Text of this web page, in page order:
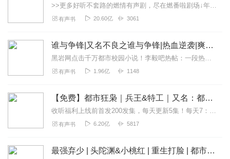
>>更多好听不套路的燃情有声剧，尽在燃番啦剧场↓年度重磅推荐本专辑为VIP免费专辑每天上午10点5集更新，订阅可以听到最新内容哦！每周抽一个专辑五星优质评论送...
有声书 20.60亿 3061
谁与争锋|又名不良之谁与争锋|热血逆袭|爽文爆笑|会员免费
黑岩网点击千万都市校园小说！李毅吧热帖：一段热血的青春故事，一个狂拽屌丝的逆袭传奇。热血都市主播探月倾情演绎【内容简介】两年前，她是丑逼，我是男神；...
有声书 1.96亿 1148
【免费】都市狂枭｜兵王&特工｜又名：都市之最强狂兵版
收听福利上线前首发200发集，每天更新5集！每天7：30更新，多多点赞订阅评论。不定时爆更！内容简介陈六合，国之重器，猛虎出笼!亦正亦邪的他注定有着无法平淡的命...
有声书 6.20亿 5817
最强弃少 | 头陀渊&小桃红 | 重生打脸 | 都市修真